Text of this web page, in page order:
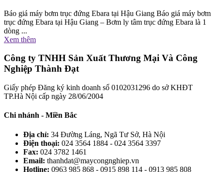
Báo giá máy bơm trục đứng Ebara tại Hậu Giang Báo giá máy bơm
trục đứng Ebara tại Hậu Giang – Bơm ly tâm trục đứng Ebara là 1
dòng ...
Xem thêm
Công ty TNHH Sản Xuất Thương Mại Và Công
Nghiệp Thành Đạt
Giấy phép Đăng ký kinh doanh số 0102031296 do sở KHĐT
TP.Hà Nội cấp ngày 28/06/2004
Chi nhánh - Miền Bắc
Địa chỉ: 34 Đường Láng, Ngã Tư Sở, Hà Nội
Điện thoại: 024 3564 1884 - 024 3564 3397
Fax: 024 3782 1461
Email: thanhdat@maycongnghiep.vn
Hotline: 0963 985 868 - 0915 898 114 - 0913 985 808